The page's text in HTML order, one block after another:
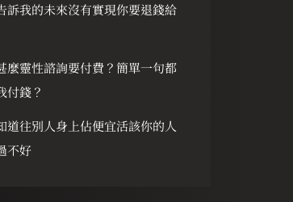
訴我的未來沒有實現你要退錢給
麼靈性諮詢要付費？簡單一句都
付錢？
道往別人身上佔便宜活該你的人
不好